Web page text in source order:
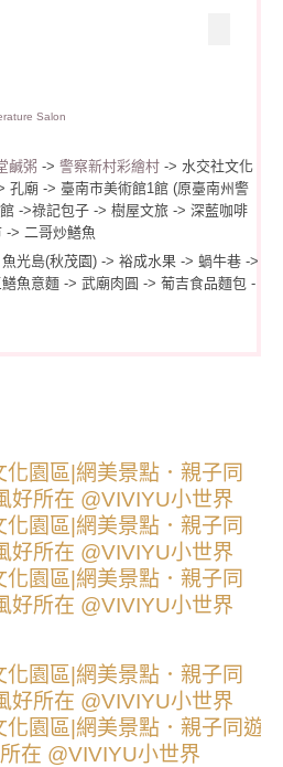
Salon
鹹粥 ->警察新村彩繪村 -> 水交社文化
孔廟 -> 臺南市美術館1館 (原臺南州警
->祿記包子 -> 樹屋文旅 -> 深藍咖啡
-> 二哥炒鱔魚
光島(秋茂園) -> 裕成水果 -> 蝸牛巷 ->
魚意麵 -> 武廟肉圓 -> 葡吉食品麵包 -